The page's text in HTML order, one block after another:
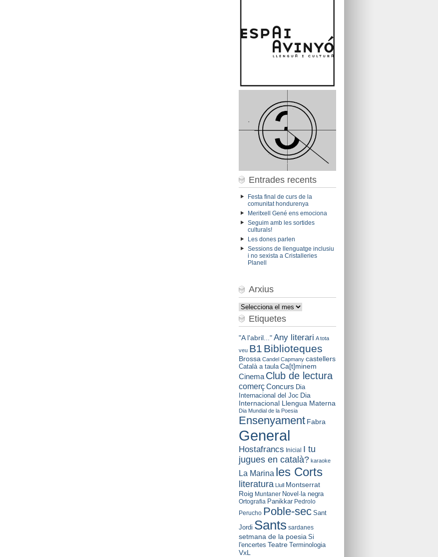
Entrades recents
Festa final de curs de la
comunitat hondurenya
Meritxell Gené ens emociona
Seguim amb les sortides
culturals!
Les dones parlen
Sessions de llenguatge inclusiu
i no sexista a Cristalleries
Planell
Arxius
Arxius
Etiquetes
"A l'abril..." Any literari A tota
veu B1 Biblioteques
Brossa Candel Capmany castellers
Català a taula Ca[t]minem
Cinema Club de lectura
comerç Concurs Dia
Internacional del Joc Dia
Internacional Llengua Materna
Dia Mundial de la Poesia
Ensenyament Fabra
General
Hostafrancs Inicial I tu
jugues en català? karaoke
La Marina les Corts
literatura Llull Montserrat
Roig Muntaner Novel·la negra
Ortografia Panikkar Pedrolo
Perucho Poble-sec Sant
Jordi Sants sardanes
setmana de la poesia Si
l'encertes Teatre Terminologia
VxL